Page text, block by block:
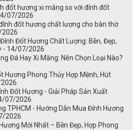
đốt hương xi măng so với đỉnh đốt
07/2026
đốt hương chất lượng cho bàn thờ
Đốt Hương Chất Lượng: Bền, Đẹp,
- 14/07/2026
Đá Hay Xi Măng: Nên Chọn Loại Nào?
Hương Phong Thủy Hợp Mệnh, Hút
Đốt Hương - Giải Pháp Sản Xuất
07/2026
TPHCM - Hướng Dẫn Mua Đỉnh Hương
2026
Mới Nhất – Bền Đẹp, Hợp Phong